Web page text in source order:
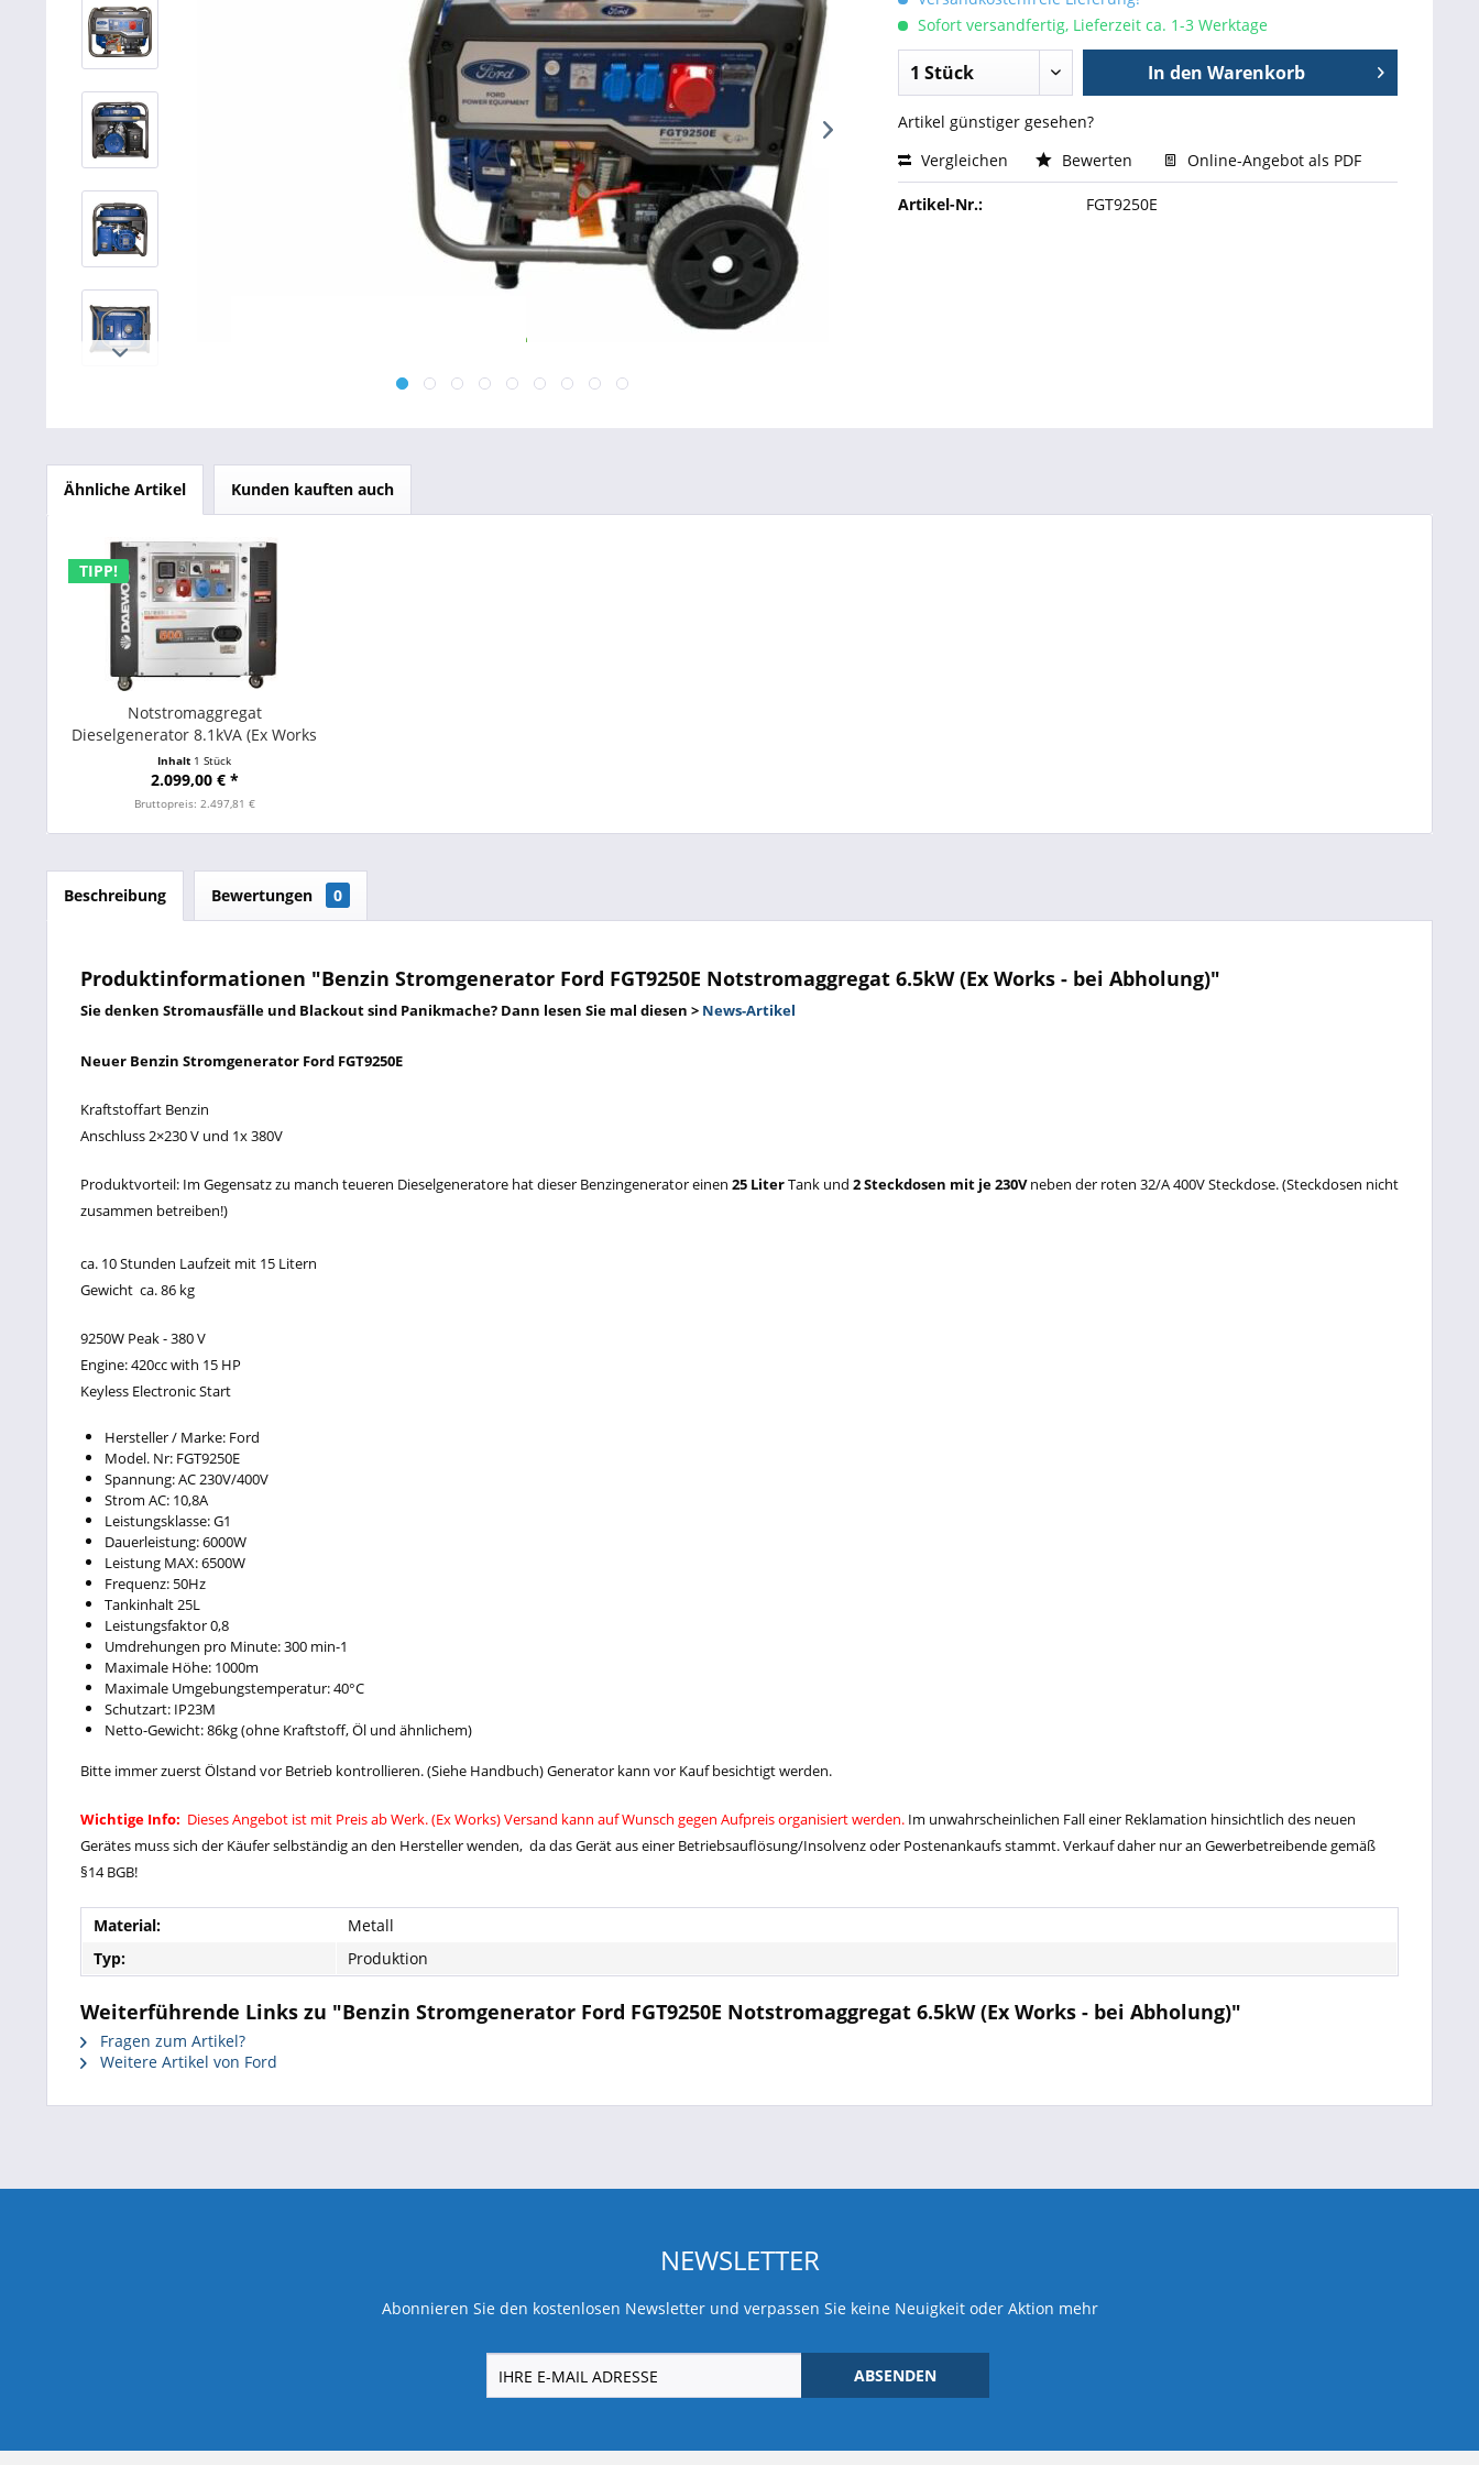
Betriebsausstattung & Lagerausstattung
Tragetaschen & Geschenkverpackungen
Bürobedarf
SALE %
Sofort versandfertig, Lieferzeit ca. 1-3 Werktage
In den Warenkorb
Artikel günstiger gesehen?
Vergleichen
Bewerten Online-Angebot als PDF
Artikel-Nr.: FGT9250E
Ähnliche Artikel Kunden kauften auch
TIPP!
Notstromaggregat
Dieselgenerator 8.1kVA (Ex Works
- bei Abholung)
Inhalt 1 Stück
2.099,00 € *
Bruttopreis: 2.497,81 €
Beschreibung Bewertungen 0
Produktinformationen "Benzin Stromgenerator Ford FGT9250E Notstromaggregat 6.5kW (Ex Works - bei Abholung)"
Sie denken Stromausfälle und Blackout sind Panikmache? Dann lesen Sie mal diesen > News-Artikel
Neuer Benzin Stromgenerator Ford FGT9250E
Kraftstoffart Benzin
Anschluss 2×230 V und 1x 380V
Produktvorteil: Im Gegensatz zu manch teueren Dieselgeneratore hat dieser Benzingenerator einen 25 LiterTank und 2 Steckdosen mit je 230Vneben der roten 32/A 400V Steckdose. (Steckdosen nicht
zusammen betreiben!)
ca. 10 Stunden Laufzeit mit 15 Litern
Gewicht ca. 86 kg
9250W Peak - 380 V
Engine: 420cc with 15 HP
Keyless Electronic Start
Hersteller / Marke: Ford
Model. Nr: FGT9250E
Spannung: AC 230V/400V
Strom AC: 10,8A
Leistungsklasse: G1
Dauerleistung: 6000W
Leistung MAX: 6500W
Frequenz: 50Hz
Tankinhalt 25L
Leistungsfaktor 0,8
Umdrehungen pro Minute: 300 min-1
Maximale Höhe: 1000m
Maximale Umgebungstemperatur: 40°C
Schutzart: IP23M
Netto-Gewicht: 86kg (ohne Kraftstoff, Öl und ähnlichem)
Bitte immer zuerst Ölstand vor Betrieb kontrollieren. (Siehe Handbuch) Generator kann vor Kauf besichtigt werden.
Wichtige Info: Dieses Angebot ist mit Preis ab Werk. (Ex Works) Versand kann auf Wunsch gegen Aufpreis organisiert werden. Im unwahrscheinlichen Fall einer Reklamation hinsichtlich des neuen
Gerätes muss sich der Käufer selbständig an den Hersteller wenden, da das Gerät aus einer Betriebsauflösung/Insolvenz oder Postenankaufs stammt. Verkauf daher nur an Gewerbetreibende gemäß
§14 BGB!
Material:
Metall
Typ:
Produktion
Weiterführende Links zu "Benzin Stromgenerator Ford FGT9250E Notstromaggregat 6.5kW (Ex Works - bei Abholung)"
Fragen zum Artikel?
Weitere Artikel von Ford
NEWSLETTER
Abonnieren Sie den kostenlosen Newsletter und verpassen Sie keine Neuigkeit oder Aktion mehr
ABSENDEN